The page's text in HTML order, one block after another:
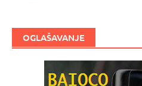
OGLAŠAVANJE